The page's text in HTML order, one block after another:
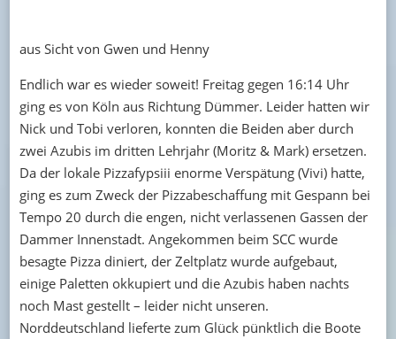
aus Sicht von Gwen und Henny
Endlich war es wieder soweit! Freitag gegen 16:14 Uhr
ging es von Köln aus Richtung Dümmer. Leider hatten wir
Nick und Tobi verloren, konnten die Beiden aber durch
zwei Azubis im dritten Lehrjahr (Moritz & Mark) ersetzen.
Da der lokale Pizzafypsiii enorme Verspätung (Vivi) hatte,
ging es zum Zweck der Pizzabeschaffung mit Gespann bei
Tempo 20 durch die engen, nicht verlassenen Gassen der
Dammer Innenstadt. Angekommen beim SCC wurde
besagte Pizza diniert, der Zeltplatz wurde aufgebaut,
einige Paletten okkupiert und die Azubis haben nachts
noch Mast gestellt – leider nicht unseren.
Norddeutschland lieferte zum Glück pünktlich die Boote